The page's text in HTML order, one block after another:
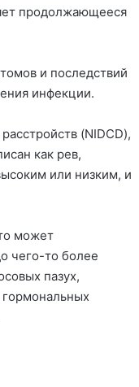
продолжающееся
и последствий
инфекции.
(NIDCD),
как рев,
или низким, и
может
чего-то более
пазух,
гормональных